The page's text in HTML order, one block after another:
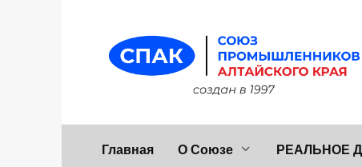
Главная О Союзе РЕАЛЬНОЕ